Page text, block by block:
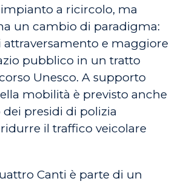
a ricircolo, ma
un cambio di paradigma:
e maggiore
pubblico in un tratto
Unesco. A supporto
mobilità è previsto anche
presidi di polizia
il traffico veicolare
Canti è parte di un